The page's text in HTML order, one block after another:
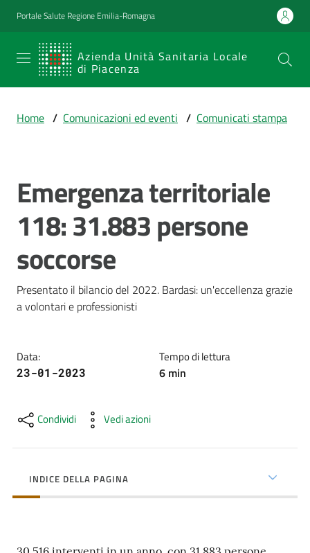
Vai al contenuto
Vai alla navigazione
Vai al footer
Portale Salute Regione Emilia-Romagna
Azienda Unità Sanitaria Locale
di Piacenza
SERVIZIO
SANITARIO
Emilia-
Sanitaria Locale
di Piacenza
e
percorsi
di
cura
Come
territorio
Studiare
Home / Comunicazioni ed eventi / Comunicati stampa
Salta al contenuto
Emergenza territoriale
118: 31.883 persone
soccorse
Presentato il bilancio del 2022. Bardasi: un'eccellenza grazie
a volontari e professionisti
Data:
23-01-2023
Tempo di lettura
6 min
Condividi Vedi azioni
INDICE DELLA PAGINA